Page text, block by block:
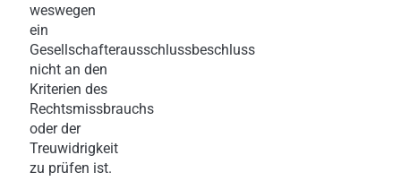
weswegen
ein
Gesellschafterausschlussbeschluss
nicht an den
Kriterien des
Rechtsmissbrauchs
oder der
Treuwidrigkeit
zu prüfen ist.